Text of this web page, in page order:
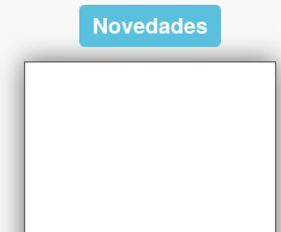
Novedades